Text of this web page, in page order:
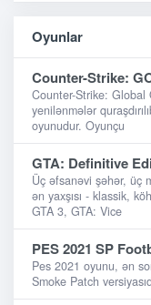
Oyunlar
Counter-Strike:
Counter-Strike: Global
yenilənmələr
oyunudur. Oyunçu
GTA: Definitive
Üç əfsanəvi şəhər, üç
ən yaxşısı - klassik,
GTA 3, GTA: Vice
PES 2021 SP
Pes 2021 oyunu, ən
Smoke Patch